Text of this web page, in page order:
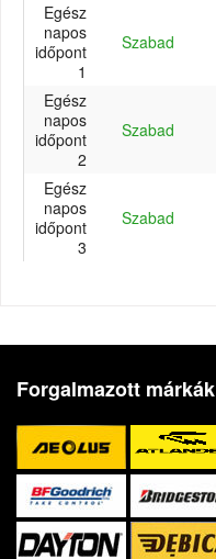
Egész
napos
időpont
1
Szabad
Egész
napos
időpont
2
Szabad
Egész
napos
időpont
3
Szabad
Forgalmazott márkák